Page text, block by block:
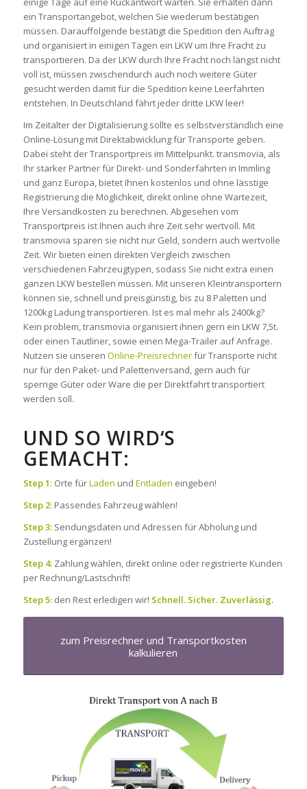
ein Transportangebot, welchen Sie wiederum bestätigen
müssen. Darauffolgende bestätigt die Spedition den Auftrag
und organisiert in einigen Tagen ein LKW um Ihre Fracht zu
transportieren. Da der LKW durch Ihre Fracht noch längst nicht
voll ist, müssen zwischendurch auch noch weitere Güter
gesucht werden damit für die Spedition keine Leerfahrten
entstehen. In Deutschland fährt jeder dritte LKW leer!
Im Zeitalter der Digitalisierung sollte es selbstverständlich eine
Online-Lösung mit Direktabwicklung für Transporte geben.
Dabei steht der Transportpreis im Mittelpunkt. transmovia, als
Ihr starker Partner für Direkt- und Sonderfahrten in Immling
und ganz Europa, bietet Ihnen kostenlos und ohne lässtige
Registrierung die Möglichkeit, direkt online ohne Wartezeit,
Ihre Versandkosten zu berechnen. Abgesehen vom
Transportpreis ist Ihnen auch ihre Zeit sehr wertvoll. Mit
transmovia sparen sie nicht nur Geld, sondern auch wertvolle
Zeit. Wir bieten einen direkten Vergleich zwischen
verschiedenen Fahrzeugtypen, sodass Sie nicht extra einen
ganzen LKW bestellen müssen. Mit unseren Kleintransportern
können sie, schnell und preisgünstig, bis zu 8 Paletten und
1200kg Ladung transportieren. Ist es mal mehr als 2400kg?
Kein problem, transmovia organisiert ihnen gern ein LKW 7,5t.
oder einen Tautliner, sowie einen Mega-Trailer auf Anfrage.
Nutzen sie unseren Online-Preisrechnerfür Transporte nicht
nur für den Paket- und Palettenversand, gern auch für
sperrige Güter oder Ware die per Direktfahrt transportiert
werden soll.
UND SO WIRD‘S
GEMACHT:
Step 1:Orte fürLaden und Entladen eingeben!
Step 2:Passendes Fahrzeug wählen!
Step 3:Sendungsdaten und Adressen für Abholung und
Zustellung ergänzen!
Step 4:Zahlung wählen, direkt online oder registrierte Kunden
per Rechnung/Lastschrift!
Step 5:den Rest erledigen wir! Schnell. Sicher. Zuverlässig.
zum Preisrechner und Transportkosten
kalkulieren